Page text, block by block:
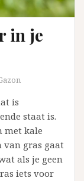
in je
is
staat is.
met kale
van gras gaat
als je geen
iets voor